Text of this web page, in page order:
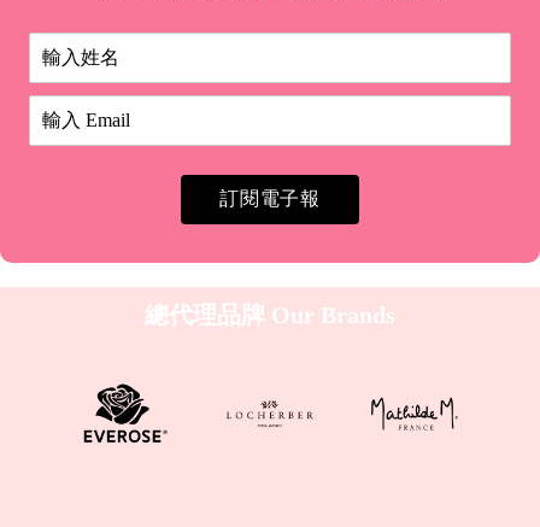
訂閱電子報
總代理品牌 Our Brands